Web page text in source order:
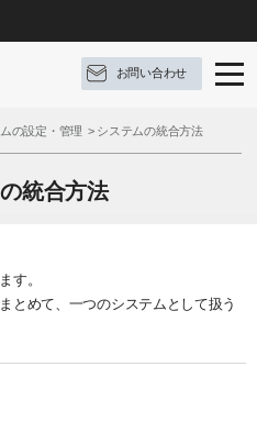
お問い合わせ
の設定・管理 システムの統合方法
統合方法
す。
とめて、一つのシステムとして扱う